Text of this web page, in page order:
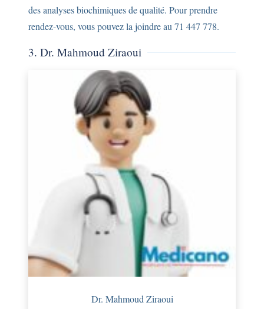
des analyses biochimiques de qualité. Pour prendre
rendez-vous, vous pouvez la joindre au 71 447 778.
3. Dr. Mahmoud Ziraoui
Dr. Mahmoud Ziraoui